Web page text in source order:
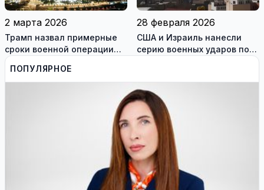
2 марта 2026
Трамп назвал примерные
сроки военной операции
против Ирана
28 февраля 2026
США и Израиль нанесли
серию военных ударов по
ПОПУЛЯРНОЕ